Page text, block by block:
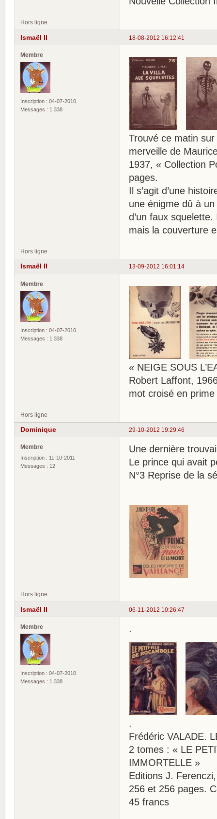
Hors ligne
18-08-2012 16:12:41
Ismaël II
Membre
Inscription : 04-07-2010
Messages : 1 338
Trouvé ce matin
merveille de
1937, « Collection
pages.
Il s’agit d’une
une énigme dû à
d’un faux
mais la couverture
Hors ligne
13-09-2012 16:01:14
Ismaël II
Membre
Inscription : 04-07-2010
Messages : 1 338
« NEIGE SOUS
Robert Laffont,
mot croisé en
Hors ligne
29-10-2012 19:29:46
Dominique
Membre
Inscription : 11-10-2011
Messages : 12
Une dernière
Le prince qui avait
N°3 Reprise de la
Hors ligne
06-11-2012 10:26:47
Ismaël II
Membre
Inscription : 04-07-2010
Messages : 1 338
.
.
Frédéric VALADE.
2 tomes : « LE
IMMORTELLE »
Editions J.
256 et 256 pages.
45 francs